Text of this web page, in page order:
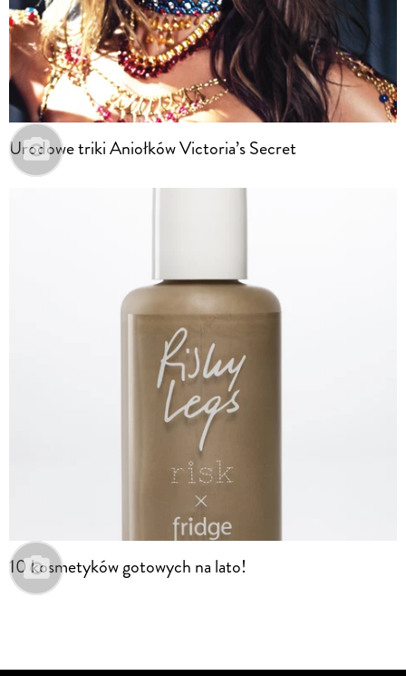
Urodowe triki Aniołków Victoria’s Secret
10 kosmetyków gotowych na lato!